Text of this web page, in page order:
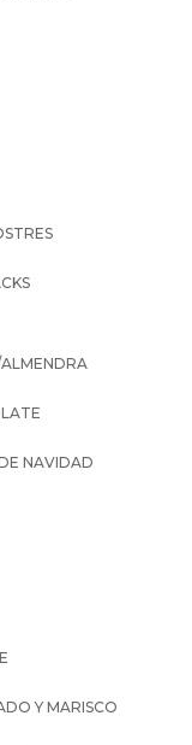
NAVIDAD
Y MARISCO